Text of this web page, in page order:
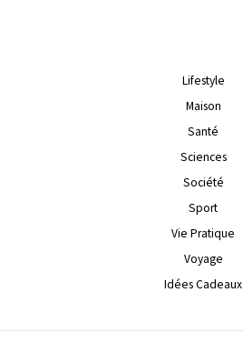
Lifestyle
Maison
Santé
Sciences
Société
Sport
Vie Pratique
Voyage
Idées Cadeaux